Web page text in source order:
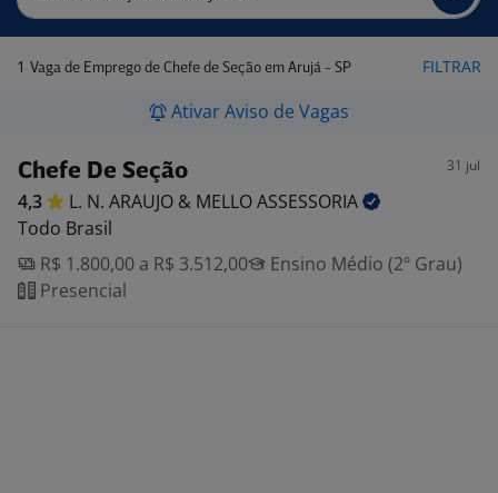
1 Vaga de Emprego de Chefe de Seção em Arujá - SP FILTRAR
Ativar Aviso de Vagas
Chefe De Seção 31 jul
4,3 L. N. ARAUJO & MELLOASSESSORIA
Todo Brasil
R$ 1.800,00 a R$ 3.512,00
Ensino Médio (2º Grau)
Presencial